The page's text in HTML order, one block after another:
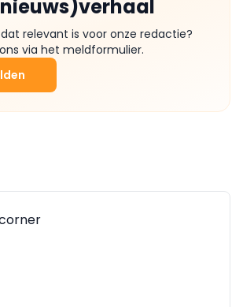
relevant is voor onze redactie?
via het meldformulier.